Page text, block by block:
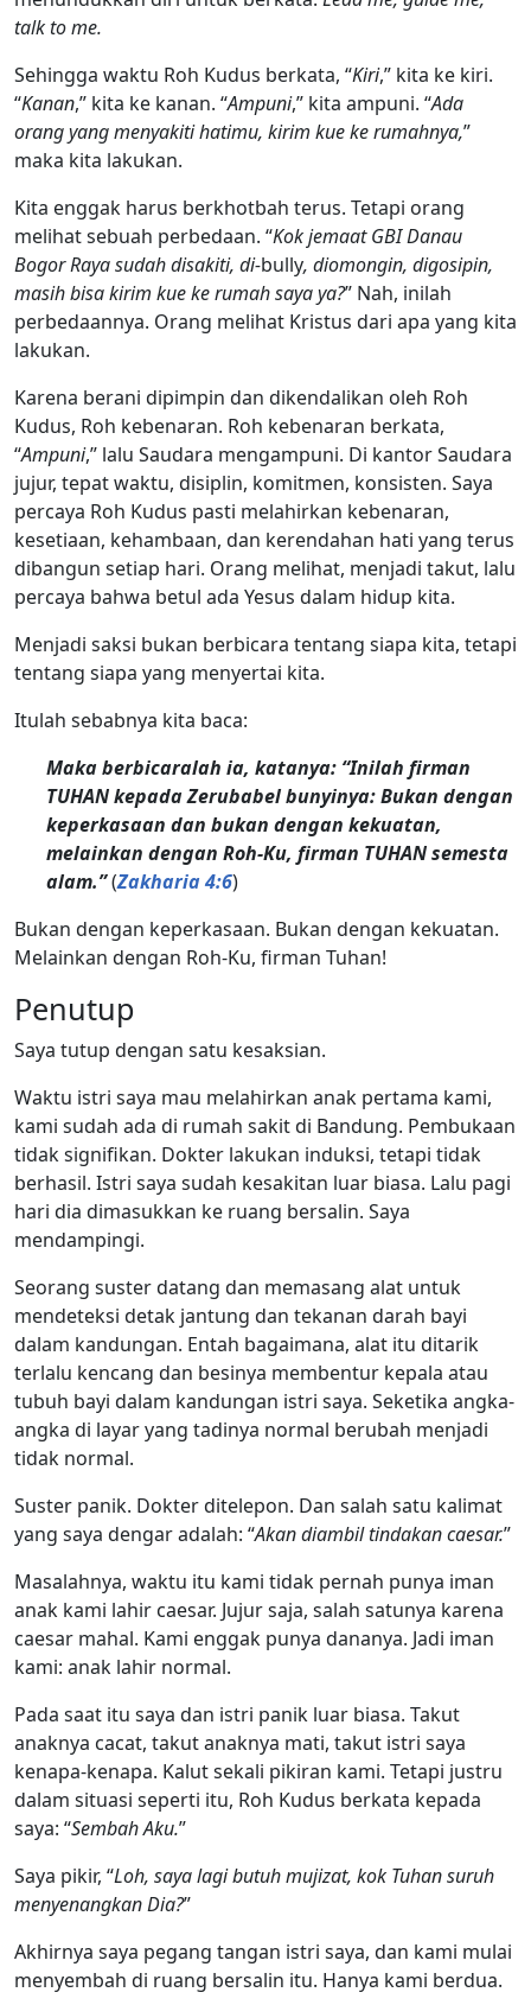
talk to me.
Sehingga waktu Roh Kudus berkata, “Kiri,” kita ke kiri.
“Kanan,” kita ke kanan. “Ampuni,” kita ampuni. “Ada
orang yang menyakiti hatimu, kirim kue ke rumahnya,”
maka kita lakukan.
Kita enggak harus berkhotbah terus. Tetapi orang
melihat sebuah perbedaan. “Kok jemaat GBI Danau
Bogor Raya sudah disakiti, di-bully, diomongin, digosipin,
masih bisa kirim kue ke rumah saya ya?” Nah, inilah
perbedaannya. Orang melihat Kristus dari apa yang kita
lakukan.
Karena berani dipimpin dan dikendalikan oleh Roh
Kudus, Roh kebenaran. Roh kebenaran berkata,
“Ampuni,” lalu Saudara mengampuni. Di kantor Saudara
jujur, tepat waktu, disiplin, komitmen, konsisten. Saya
percaya Roh Kudus pasti melahirkan kebenaran,
kesetiaan, kehambaan, dan kerendahan hati yang terus
dibangun setiap hari. Orang melihat, menjadi takut, lalu
percaya bahwa betul ada Yesus dalam hidup kita.
Menjadi saksi bukan berbicara tentang siapa kita, tetapi
tentang siapa yang menyertai kita.
Itulah sebabnya kita baca:
Maka berbicaralah ia, katanya: “Inilah firman
TUHAN kepada Zerubabel bunyinya: Bukan dengan
keperkasaan dan bukan dengan kekuatan,
melainkan dengan Roh-Ku, firman TUHAN semesta
alam.”(Zakharia 4:6)
Bukan dengan keperkasaan. Bukan dengan kekuatan.
Melainkan dengan Roh-Ku, firman Tuhan!
Penutup
Saya tutup dengan satu kesaksian.
Waktu istri saya mau melahirkan anak pertama kami,
kami sudah ada di rumah sakit di Bandung. Pembukaan
tidak signifikan. Dokter lakukan induksi, tetapi tidak
berhasil. Istri saya sudah kesakitan luar biasa. Lalu pagi
hari dia dimasukkan ke ruang bersalin. Saya
mendampingi.
Seorang suster datang dan memasang alat untuk
mendeteksi detak jantung dan tekanan darah bayi
dalam kandungan. Entah bagaimana, alat itu ditarik
terlalu kencang dan besinya membentur kepala atau
tubuh bayi dalam kandungan istri saya. Seketika angka-
angka di layar yang tadinya normal berubah menjadi
tidak normal.
Suster panik. Dokter ditelepon. Dan salah satu kalimat
yang saya dengar adalah: “Akan diambil tindakan caesar.”
Masalahnya, waktu itu kami tidak pernah punya iman
anak kami lahir caesar. Jujur saja, salah satunya karena
caesar mahal. Kami enggak punya dananya. Jadi iman
kami: anak lahir normal.
Pada saat itu saya dan istri panik luar biasa. Takut
anaknya cacat, takut anaknya mati, takut istri saya
kenapa-kenapa. Kalut sekali pikiran kami. Tetapi justru
dalam situasi seperti itu, Roh Kudus berkata kepada
saya: “Sembah Aku.”
Saya pikir, “Loh, saya lagi butuh mujizat, kok Tuhan suruh
menyenangkan Dia?”
Akhirnya saya pegang tangan istri saya, dan kami mulai
menyembah di ruang bersalin itu. Hanya kami berdua.